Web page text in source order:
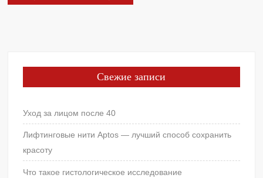
Свежие записи
Уход за лицом после 40
Лифтинговые нити Aptos — лучший способ сохранить
красоту
Что такое гистологическое исследование